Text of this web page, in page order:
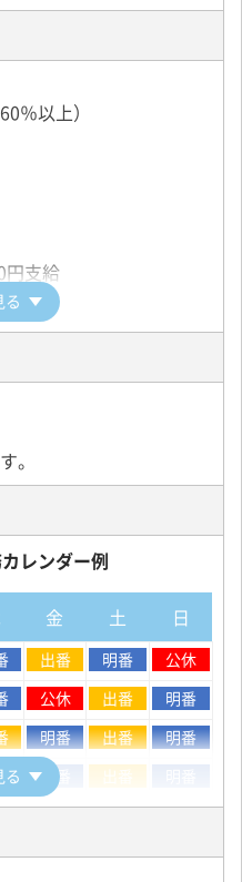
とが可能
ば嘱託・定時制契約と
とができます。
れるタクシー会社！
して親しまれてきたグ
従業員数3,000名を超
から選ばれているタク
ーを始めるならグリー
です！
に同乗指導を実施し、
せるポイントなどを、
ますので、全ての細か
ポート体制で上京を応
23区内に計7ヶ所の社
室寮です！もちろんエ
まいに関しては問題あ
プンしました！
万円の貸付制度を行っ
金や引越し費用に当て
％以上）
支給
円支給
工
円
販売
円
経営
円
る
。
レンダー例
金 土 日
出番 明番
公休
公休 出番
明番
明番 出番
明番
明番 出番
る